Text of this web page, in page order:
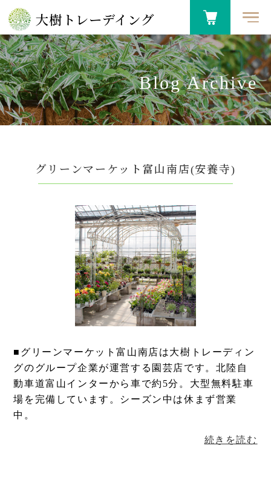
大樹トレーデイング
Blog Archive
グリーンマーケット富山南店(安養寺)
■グリーンマーケット富山南店は大樹トレーディン
グのグループ企業が運営する園芸店です。北陸自
動車道富山インターから車で約5分。大型無料駐車
場を完備しています。シーズン中は休まず営業
中。
続きを読む